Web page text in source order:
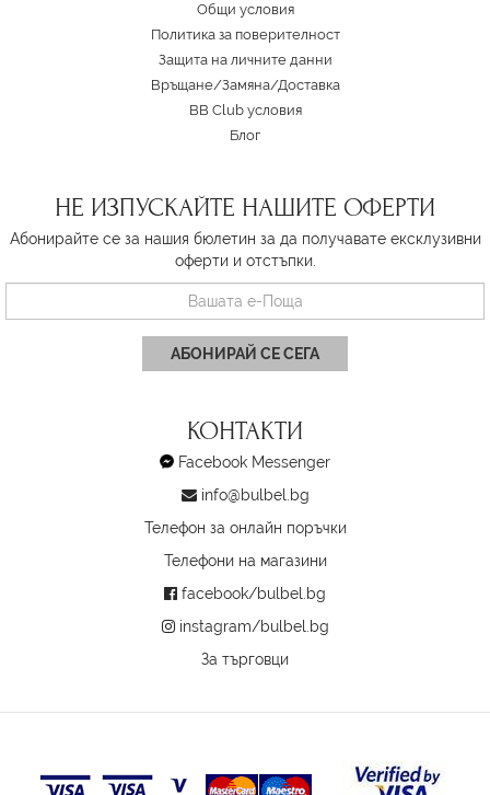
Oбщи условия
Политика за поверителност
Защита на личните данни
Връщане/Замяна/Доставка
BB Club условия
Блог
НЕ ИЗПУСКАЙТЕ НАШИТЕ ОФЕРТИ
Абонирайте се за нашия бюлетин за да получавате ексклузивни
оферти и отстъпки.
АБОНИРАЙ СЕ СЕГА
КОНТАКТИ
Facebook Messenger
info@bulbel.bg
Телефон за онлайн поръчки
Телефони на магазини
facebook/bulbel.bg
instagram/bulbel.bg
За търговци